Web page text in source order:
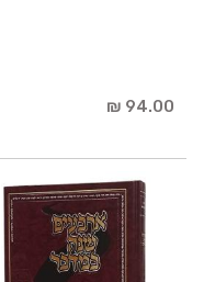
94.00 ₪